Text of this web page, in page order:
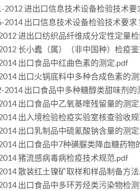
2012 进出口信息技术设备检验技术
2014 出口信息技术设备检验技术要
进出口纺织品纤维成分定性定量
长小蠹（属）（非中国种）检疫
出口食品中红曲色素的测定.pdf
出口火锅底料中多种合成色素的
2014 出口食品中多种糖醇类甜味剂
出口食品中乙氧基喹残留量的测
出入境检验检疫实验室核查验收
出口乳制品中硫氰酸钠含量的测
出口食品中7种磺脲类降血糖药物
猪流感病毒病检疫技术规范.pdf
散装红土镍矿取样和样品制备方
出口食品中多环芳烃类污染物检